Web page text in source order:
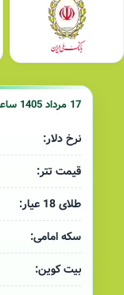
17 مرداد 1405 ساعت 13:25:43
نرخ دلار:
قیمت تتر:
طلای 18 عیار:
سکه امامی:
بیت کوین: